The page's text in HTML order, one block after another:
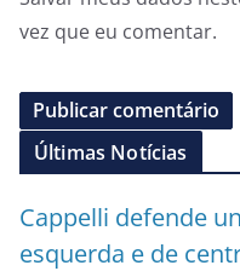
vez que eu comentar.
Últimas Notícias
Cappelli defende
esquerda e de